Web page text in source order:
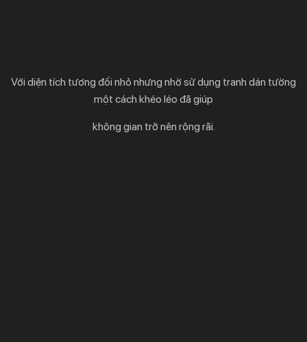
Với diện tích tương đối nhỏ nhưng nhờ sử dụng tranh dán tường
một cách khéo léo đã giúp
không gian trở nên rộng rãi.